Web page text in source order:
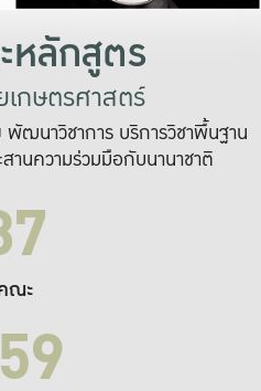
หลักสูตร
กษตรศาสตร์
ฒนาวิชาการ บริการวิชาพื้นฐาน
านความร่วมมือกับนานาชาติ
ณะ